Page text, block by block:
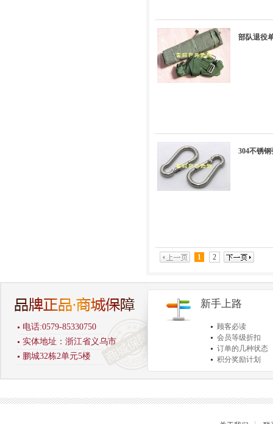
部队退役
304不锈
1 2
电话:0579-85330750
实体地址：浙江省义乌市
鹏城32栋2单元5楼
新手上路
顾客必读
会员等级折扣
订单的几种状态
积分奖励计划
商品退货保障